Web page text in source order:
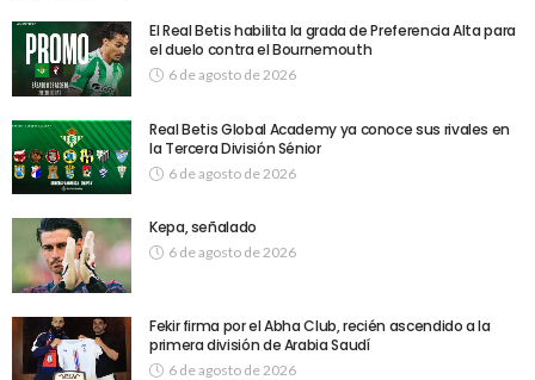
El Real Betis habilita la grada de Preferencia Alta para
el duelo contra el Bournemouth
6 de agosto de 2026
Real Betis Global Academy ya conoce sus rivales en
la Tercera División Sénior
6 de agosto de 2026
Kepa, señalado
6 de agosto de 2026
Fekir firma por el Abha Club, recién ascendido a la
primera división de Arabia Saudí
6 de agosto de 2026